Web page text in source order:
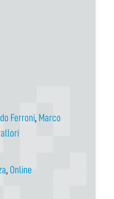
Ferroni, Marco
, Online